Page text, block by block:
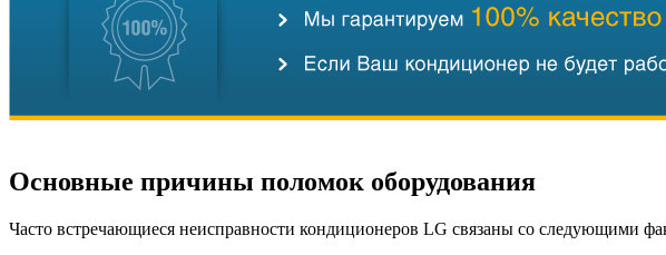
Основные причины поломок оборудования
Часто встречающиеся неисправности кондиционеров LG связаны со следующими